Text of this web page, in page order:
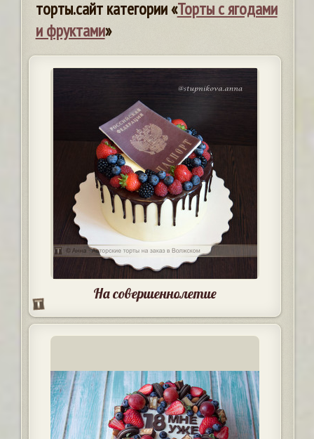
торты.сайт категории «Торты с ягодами
и фруктами»
На совершеннолетие